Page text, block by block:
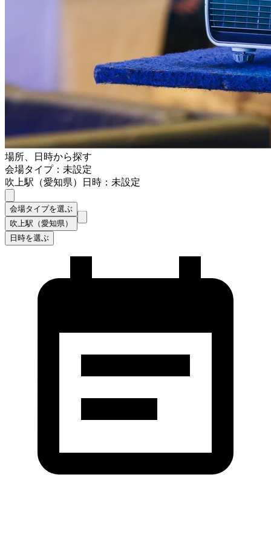
場所、日時から探す
会場タイプ：未設定
吹上駅（愛知県）
日時：未設定
会場タイプを選ぶ
吹上駅（愛知県）
日時を選ぶ